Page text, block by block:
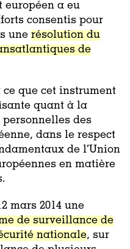
européen a eu
consentis pour
une résolution du
de
que cet instrument
quant à la
personnelles des
, dans le respect
de l’Union
en matière
mars 2014 une
de surveillance de
nationale, sur